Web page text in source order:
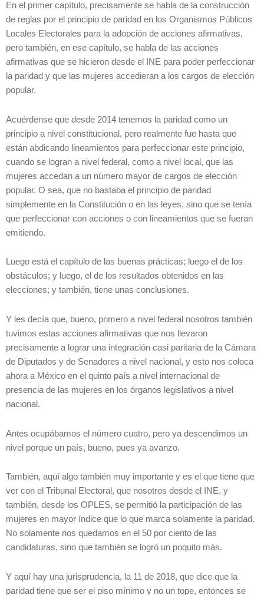
En el primer capítulo, precisamente se habla de la construcción
de reglas por el principio de paridad en los Organismos Públicos
Locales Electorales para la adopción de acciones afirmativas,
pero también, en ese capítulo, se habla de las acciones
afirmativas que se hicieron desde el INE para poder perfeccionar
la paridad y que las mujeres accedieran a los cargos de elección
popular.
Acuérdense que desde 2014 tenemos la paridad como un
principio a nivel constitucional, pero realmente fue hasta que
están abdicando lineamientos para perfeccionar este principio,
cuando se logran a nivel federal, como a nivel local, que las
mujeres accedan a un número mayor de cargos de elección
popular. O sea, que no bastaba el principio de paridad
simplemente en la Constitución o en las leyes, sino que se tenía
que perfeccionar con acciones o con lineamientos que se fueran
emitiendo.
Luego está el capítulo de las buenas prácticas; luego el de los
obstáculos; y luego, el de los resultados obtenidos en las
elecciones; y también, tiene unas conclusiones.
Y les decía que, bueno, primero a nivel federal nosotros también
tuvimos estas acciones afirmativas que nos llevaron
precisamente a lograr una integración casi paritaria de la Cámara
de Diputados y de Senadores a nivel nacional, y esto nos coloca
ahora a México en el quinto país a nivel internacional de
presencia de las mujeres en los órganos legislativos a nivel
nacional.
Antes ocupábamos el número cuatro, pero ya descendimos un
nivel porque un país, bueno, pues ya avanzo.
También, aquí algo también muy importante y es el que tiene que
ver con el Tribunal Electoral, que nosotros desde el INE, y
también, desde los OPLES, se permitió la participación de las
mujeres en mayor índice que lo que marca solamente la paridad.
No solamente nos quedamos en el 50 por ciento de las
candidaturas, sino que también se logró un poquito más.
Y aquí hay una jurisprudencia, la 11 de 2018, que dice que la
paridad tiene que ser el piso mínimo y no un tope, entonces se